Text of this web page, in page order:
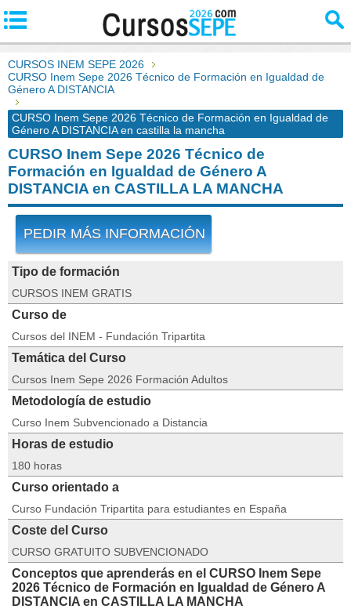
CURSOS INEM SEPE 2026
CURSO Inem Sepe 2026 Técnico de Formación en Igualdad de
Género A DISTANCIA
CURSO Inem Sepe 2026 Técnico de Formación en Igualdad de
Género A DISTANCIA en castilla la mancha
CURSO Inem Sepe 2026 Técnico de
Formación en Igualdad de Género A
DISTANCIA en CASTILLA LA MANCHA
PEDIR MÁS INFORMACIÓN
Tipo de formación
CURSOS INEM GRATIS
Curso de
Cursos del INEM - Fundación Tripartita
Temática del Curso
Cursos Inem Sepe 2026 Formación Adultos
Metodología de estudio
Curso Inem Subvencionado a Distancia
Horas de estudio
180 horas
Curso orientado a
Curso Fundación Tripartita para estudiantes en España
Coste del Curso
CURSO GRATUITO SUBVENCIONADO
Conceptos que aprenderás en el CURSO Inem Sepe
2026 Técnico de Formación en Igualdad de Género A
DISTANCIA en CASTILLA LA MANCHA